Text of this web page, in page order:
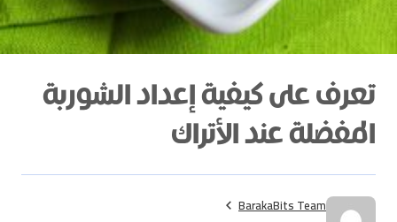
تعرف على كيفية إعداد الشوربة
المفضلة عند الأتراك
BarakaBits Team